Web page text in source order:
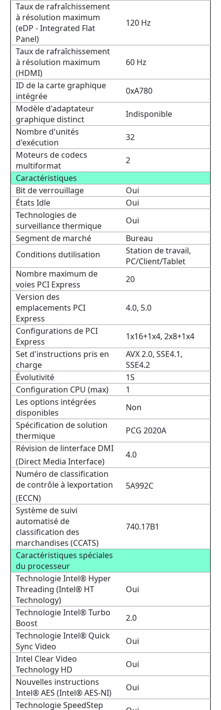
Taux de rafraîchissement
à résolution maximum
(eDP - Integrated Flat
Panel)
120 Hz
Taux de rafraîchissement
à résolution maximum
(HDMI)
60 Hz
ID de la carte graphique
intégrée
0xA780
Modèle d'adaptateur
graphique distinct
Indisponible
Nombre d'unités
d'exécution
32
Moteurs de codecs
multiformat
2
Caractéristiques
Bit de verrouillage
Oui
États Idle
Oui
Technologies de
surveillance thermique
Oui
Segment de marché
Bureau
Conditions dutilisation
Station de travail,
PC/Client/Tablet
Nombre maximum de
voies PCI Express
20
Version des
emplacements PCI
Express
4.0, 5.0
Configurations de PCI
Express
1x16+1x4, 2x8+1x4
Set d'instructions pris en
charge
AVX 2.0, SSE4.1,
SSE4.2
Évolutivité
1S
Configuration CPU (max)
1
Les options intégrées
disponibles
Non
Spécification de solution
thermique
PCG 2020A
Révision de linterface DMI
(Direct Media Interface)
4.0
Numéro de classification
de contrôle à lexportation
(ECCN)
5A992C
Système de suivi
automatisé de
classification des
marchandises (CCATS)
740.17B1
Caractéristiques spéciales
du processeur
Technologie Intel® Hyper
Threading (Intel® HT
Technology)
Oui
Technologie Intel® Turbo
Boost
2.0
Technologie Intel® Quick
Sync Video
Oui
Intel Clear Video
Technology HD
Oui
Nouvelles instructions
Intel® AES (Intel® AES-NI)
Oui
Technologie SpeedStep